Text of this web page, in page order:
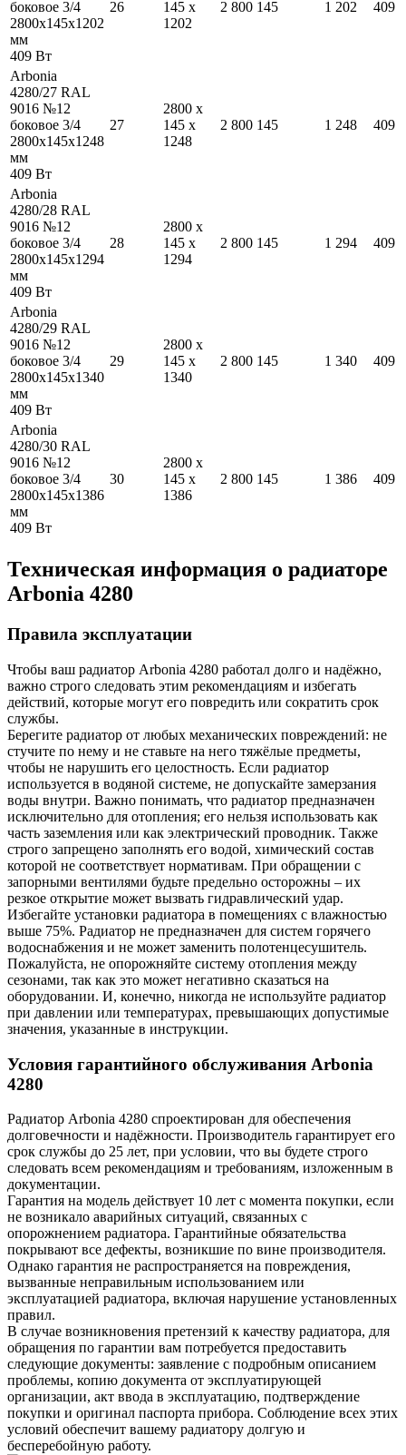
боковое 3/4
2800x145x1202
мм
409 Вт
26 145 x
1202
2 800 145 1 202 409
Arbonia
4280/27 RAL
9016 №12
боковое 3/4
2800x145x1248
мм
409 Вт
27
2800 x
145 x
1248
2 800 145 1 248 409
Arbonia
4280/28 RAL
9016 №12
боковое 3/4
2800x145x1294
мм
409 Вт
28
2800 x
145 x
1294
2 800 145 1 294 409
Arbonia
4280/29 RAL
9016 №12
боковое 3/4
2800x145x1340
мм
409 Вт
29
2800 x
145 x
1340
2 800 145 1 340 409
Arbonia
4280/30 RAL
9016 №12
боковое 3/4
2800x145x1386
мм
409 Вт
30
2800 x
145 x
1386
2 800 145 1 386 409
Техническая информация о радиаторе
Arbonia 4280
Правила эксплуатации
Чтобы ваш радиатор Arbonia 4280 работал долго и надёжно,
важно строго следовать этим рекомендациям и избегать
действий, которые могут его повредить или сократить срок
службы.
Берегите радиатор от любых механических повреждений: не
стучите по нему и не ставьте на него тяжёлые предметы,
чтобы не нарушить его целостность. Если радиатор
используется в водяной системе, не допускайте замерзания
воды внутри. Важно понимать, что радиатор предназначен
исключительно для отопления; его нельзя использовать как
часть заземления или как электрический проводник. Также
строго запрещено заполнять его водой, химический состав
которой не соответствует нормативам. При обращении с
запорными вентилями будьте предельно осторожны – их
резкое открытие может вызвать гидравлический удар.
Избегайте установки радиатора в помещениях с влажностью
выше 75%. Радиатор не предназначен для систем горячего
водоснабжения и не может заменить полотенцесушитель.
Пожалуйста, не опорожняйте систему отопления между
сезонами, так как это может негативно сказаться на
оборудовании. И, конечно, никогда не используйте радиатор
при давлении или температурах, превышающих допустимые
значения, указанные в инструкции.
Условия гарантийного обслуживания Arbonia
4280
Радиатор Arbonia 4280 спроектирован для обеспечения
долговечности и надёжности. Производитель гарантирует его
срок службы до 25 лет, при условии, что вы будете строго
следовать всем рекомендациям и требованиям, изложенным в
документации.
Гарантия на модель действует 10 лет с момента покупки, если
не возникало аварийных ситуаций, связанных с
опорожнением радиатора. Гарантийные обязательства
покрывают все дефекты, возникшие по вине производителя.
Однако гарантия не распространяется на повреждения,
вызванные неправильным использованием или
эксплуатацией радиатора, включая нарушение установленных
правил.
В случае возникновения претензий к качеству радиатора, для
обращения по гарантии вам потребуется предоставить
следующие документы: заявление с подробным описанием
проблемы, копию документа от эксплуатирующей
организации, акт ввода в эксплуатацию, подтверждение
покупки и оригинал паспорта прибора. Соблюдение всех этих
условий обеспечит вашему радиатору долгую и
бесперебойную работу.